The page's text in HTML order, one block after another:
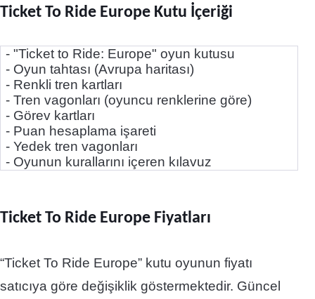
Ticket To Ride Europe Kutu İçeriği
- "Ticket to Ride: Europe" oyun kutusu
- Oyun tahtası (Avrupa haritası)
- Renkli tren kartları
- Tren vagonları (oyuncu renklerine göre)
- Görev kartları
- Puan hesaplama işareti
- Yedek tren vagonları
- Oyunun kurallarını içeren kılavuz
Ticket To Ride Europe Fiyatları
“Ticket To Ride Europe” kutu oyunun fiyatı
satıcıya göre değişiklik göstermektedir. Güncel